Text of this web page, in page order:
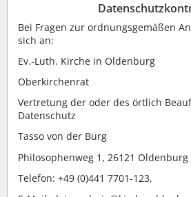
Bei Fragen zur ordnungsgemäßen
sich an:
Ev.-Luth. Kirche in Oldenburg
Oberkirchenrat
Vertretung der oder des örtlich
Datenschutz
Tasso von der Burg
Philosophenweg 1, 26121 Oldenburg
Telefon: +49 (0)441 7701-123,